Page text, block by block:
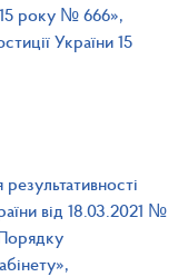
року № 666»,
України 15
від 18.03.2021 №